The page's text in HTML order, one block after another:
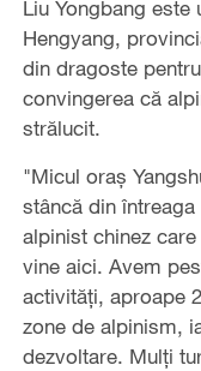
Liu Yongbang este
Hengyang,
din dragoste
convingerea că
strălucit.
"Micul oraș
stâncă din
alpinist chinez
vine aici. Avem
activități, aproape
zone de alpinism,
dezvoltare. Mulți